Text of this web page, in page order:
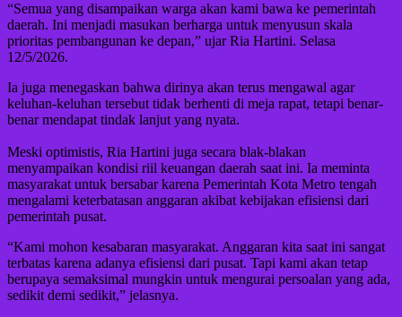
“Semua yang disampaikan warga akan kami bawa ke pemerintah
daerah. Ini menjadi masukan berharga untuk menyusun skala
prioritas pembangunan ke depan,” ujar Ria Hartini. Selasa
12/5/2026.
Ia juga menegaskan bahwa dirinya akan terus mengawal agar
keluhan-keluhan tersebut tidak berhenti di meja rapat, tetapi benar-
benar mendapat tindak lanjut yang nyata.
Meski optimistis, Ria Hartini juga secara blak-blakan
menyampaikan kondisi riil keuangan daerah saat ini. Ia meminta
masyarakat untuk bersabar karena Pemerintah Kota Metro tengah
mengalami keterbatasan anggaran akibat kebijakan efisiensi dari
pemerintah pusat.
“Kami mohon kesabaran masyarakat. Anggaran kita saat ini sangat
terbatas karena adanya efisiensi dari pusat. Tapi kami akan tetap
berupaya semaksimal mungkin untuk mengurai persoalan yang ada,
sedikit demi sedikit,” jelasnya.